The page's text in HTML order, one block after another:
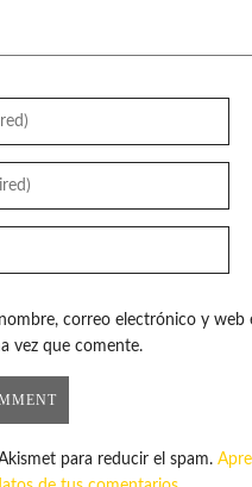
correo electrónico y web
vez que comente.
para reducir el spam.